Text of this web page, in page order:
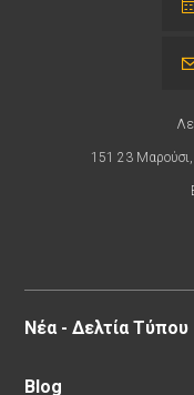
151 23
Νέα - Δελτία Τύπου
Blog